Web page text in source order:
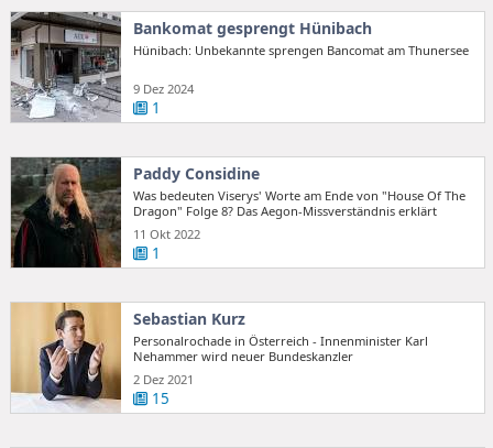
Bankomat gesprengt Hünibach
Hünibach: Unbekannte sprengen Bancomat am Thunersee
9 Dez 2024
1
Paddy Considine
Was bedeuten Viserys' Worte am Ende von "House Of The
Dragon" Folge 8? Das Aegon-Missverständnis erklärt
11 Okt 2022
1
Sebastian Kurz
Personalrochade in Österreich - Innenminister Karl
Nehammer wird neuer Bundeskanzler
2 Dez 2021
15